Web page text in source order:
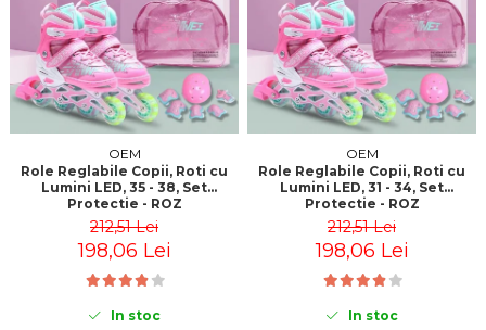
OEM
Role Reglabile Copii, Roti cu
Lumini LED, 35 - 38, Set
Protectie - ROZ
212,51 Lei
198,06 Lei
In stoc
OEM
Role Reglabile Copii, Roti cu
Lumini LED, 31 - 34, Set
Protectie - ROZ
212,51 Lei
198,06 Lei
In stoc